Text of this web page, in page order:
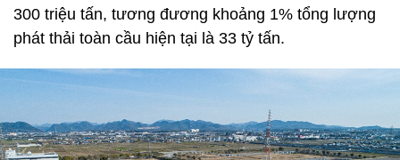
300 triệu tấn, tương đương khoảng 1% tổng lượng
phát thải toàn cầu hiện tại là 33 tỷ tấn.